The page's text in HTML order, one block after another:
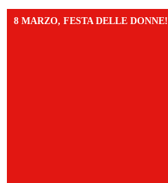
8 MARZO, FESTA DELLE DONNE!